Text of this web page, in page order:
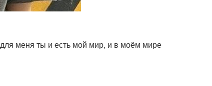
для меня ты и есть мой мир, и в моём мире